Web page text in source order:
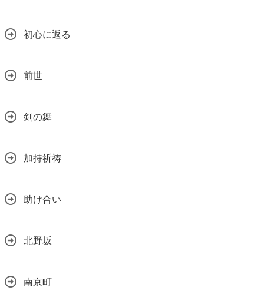
初心に返る
前世
剣の舞
加持祈祷
助け合い
北野坂
南京町